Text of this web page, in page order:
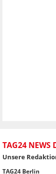
TAG24
Unsere
TAG24 Berlin